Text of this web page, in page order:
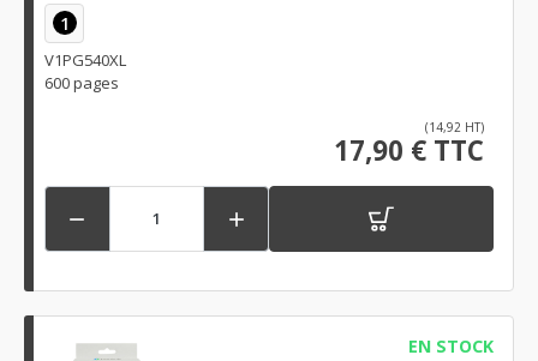
1
V1PG540XL
600 pages
(14,92 HT)
17,90 € TTC
 
EN STOCK